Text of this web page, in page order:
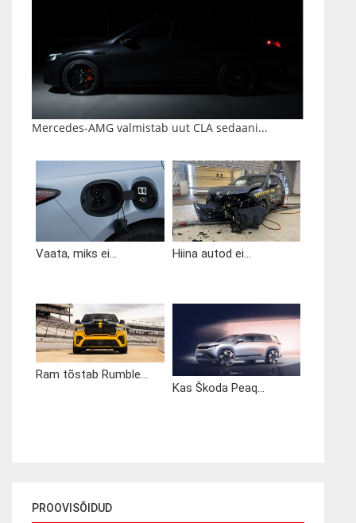
Mercedes-AMG valmistab uut CLA sedaani...
Vaata, miks ei... Hiina autod ei...
Ram tõstab Rumble...
Kas Škoda Peaq...
PROOVISÕIDUD